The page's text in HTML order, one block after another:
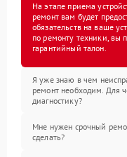
На этапе приема
ремонт вам будет
обязательств на ваше
по ремонту техники, вы
гарантийный талон.
Я уже знаю в чем
ремонт необходим. Для
диагностику?
Мне нужен срочный
сделать?